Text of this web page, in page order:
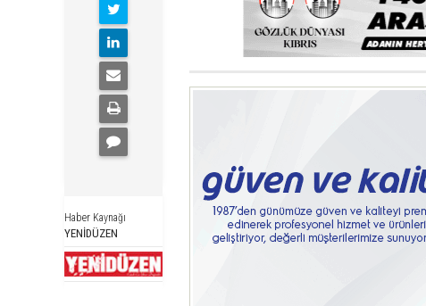
Haber Kaynağı
YENİDÜZEN